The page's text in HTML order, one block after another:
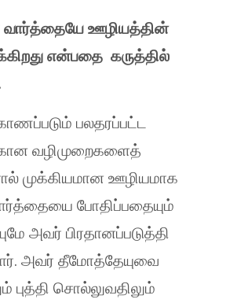
வார்த்தையே ஊழியத்தின்
என்பதை கருத்தில்
பலதரப்பட்ட
வழிமுறைகளைத்
முக்கியமான ஊழியமாக
போதிப்பதையும்
அவர் பிரதானப்படுத்தி
அவர் தீமோத்தேயுவை
புத்தி சொல்லுவதிலும்